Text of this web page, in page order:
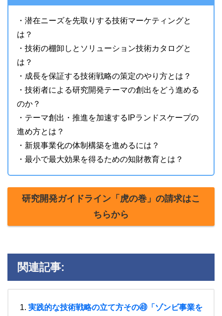
・潜在ニーズを先取りする技術マーケティングと
は？
・技術の棚卸しとソリューション技術カタログと
は？
・成長を保証する技術戦略の策定のやり方とは？
・技術者による研究開発テーマの創出をどう進める
のか？
・テーマ創出・推進を加速するIPランドスケープの
進め方とは？
・新規事業化の体制構築を進めるには？
・最小で最大効果を得るための知財教育とは？
研究開発ガイドライン「虎の巻」の請求はこ
ちらから
関連記事:
実践的な技術戦略の立て方その㊾「ゾンビ事業を